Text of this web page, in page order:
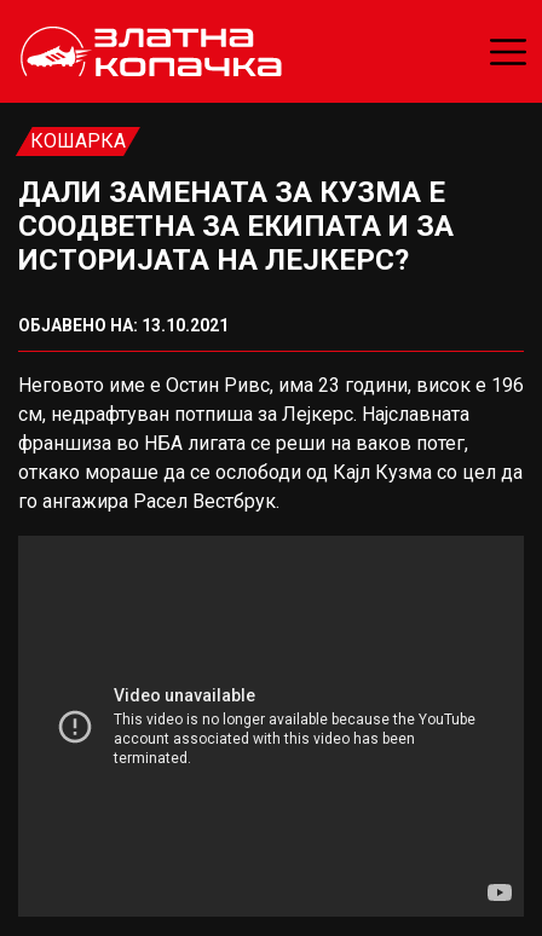
КОШАРКА
ДАЛИ ЗАМЕНАТА ЗА КУЗМА Е
СООДВЕТНА ЗА ЕКИПАТА И ЗА
ИСТОРИЈАТА НА ЛЕЈКЕРС?
ОБЈАВЕНО НА: 13.10.2021
Неговото име е Остин Ривс, има 23 години, висок е 196
см, недрафтуван потпиша за Лејкерс. Најславната
франшиза во НБА лигата се реши на ваков потег,
откако мораше да се ослободи од Кајл Кузма со цел да
го ангажира Расел Вестбрук.